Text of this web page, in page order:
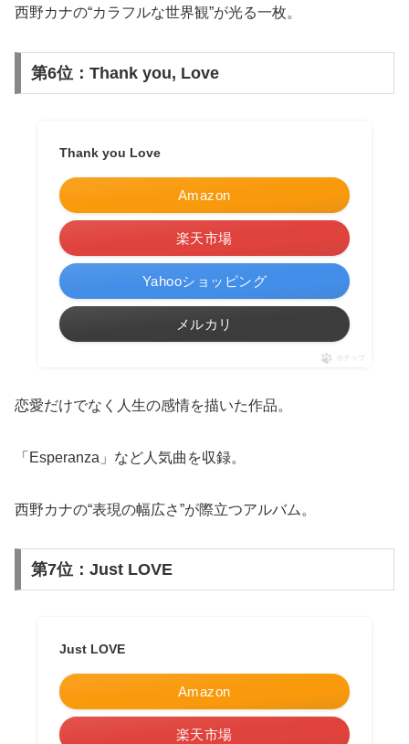
西野カナの“カラフルな世界観”が光る一枚。
第6位：Thank you, Love
Thank you Love
Amazon
楽天市場
Yahooショッピング
メルカリ
ポチップ
恋愛だけでなく人生の感情を描いた作品。
「Esperanza」など人気曲を収録。
西野カナの“表現の幅広さ”が際立つアルバム。
第7位：Just LOVE
Just LOVE
Amazon
楽天市場